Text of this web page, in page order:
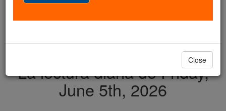
But fewer than 2% of readers donate. If everyone gave
just$5, the cost of a coffee, we could rebuild stronger
in faith. Thank you.DONATE TODAY >
La lectura diaria de Friday,
June 5th, 2026
Close